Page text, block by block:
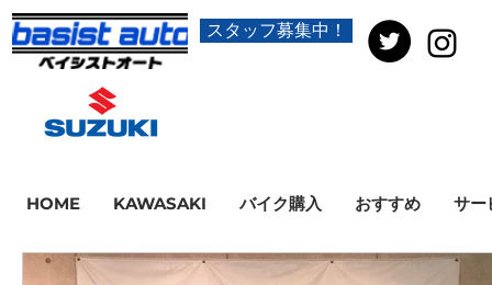
スタッフ募集中！
HOME KAWASAKI バイク購入 おすすめ サー